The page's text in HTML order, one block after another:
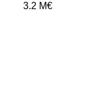
3.2 M€